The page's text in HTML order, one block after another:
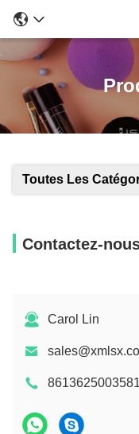
Toutes Les
Contactez-
Carol Lin
8613625003581